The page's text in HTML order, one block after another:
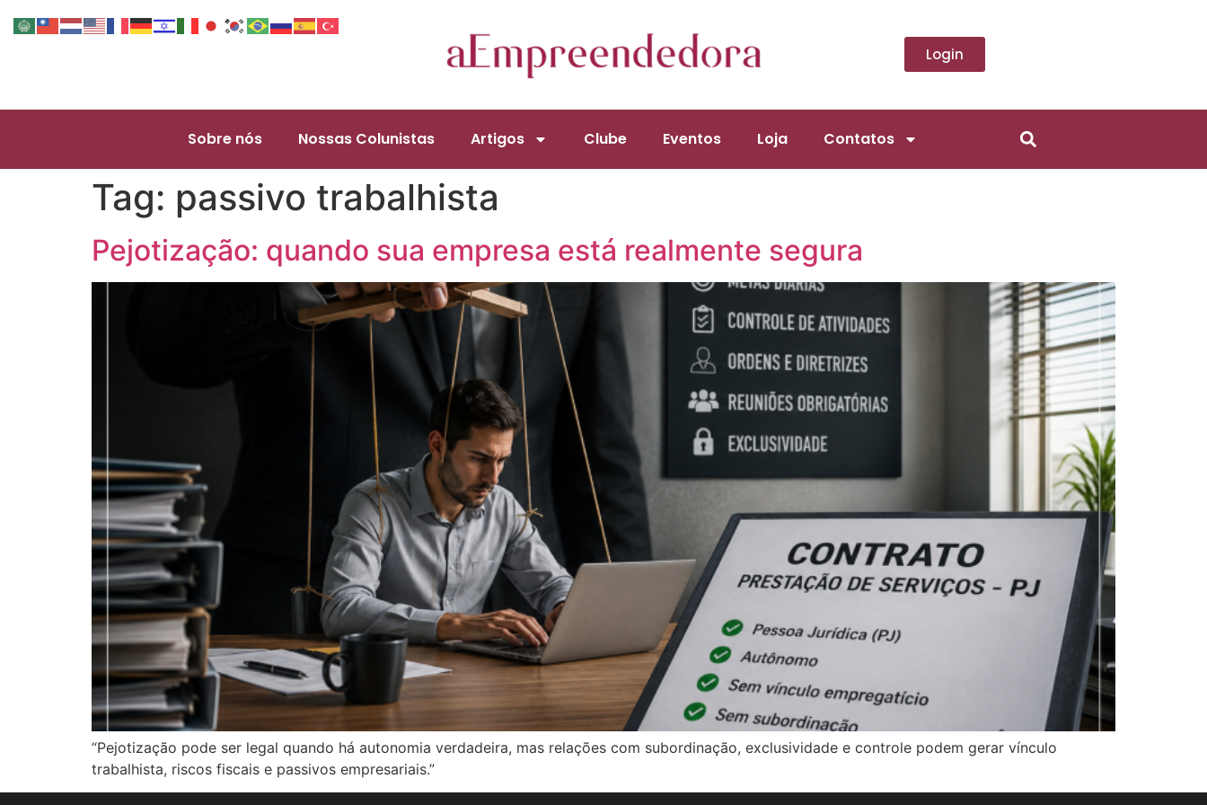
Login
Sobre nós Nossas Colunistas Artigos Clube Eventos Loja Contatos
Tag: passivo trabalhista
Pejotização: quando sua empresa está realmente segura
“Pejotização pode ser legal quando há autonomia verdadeira, mas relações com subordinação, exclusividade e controle podem gerar vínculo
trabalhista, riscos fiscais e passivos empresariais.”